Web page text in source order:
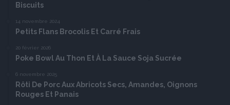
Biscuits
14 novembre 2024
Petits Flans Brocolis Et Carré Frais
20 février 2026
Poke Bowl Au Thon Et À La Sauce Soja Sucrée
6 novembre 2025
Rôti De Porc Aux Abricots Secs, Amandes, Oignons
Rouges Et Panais